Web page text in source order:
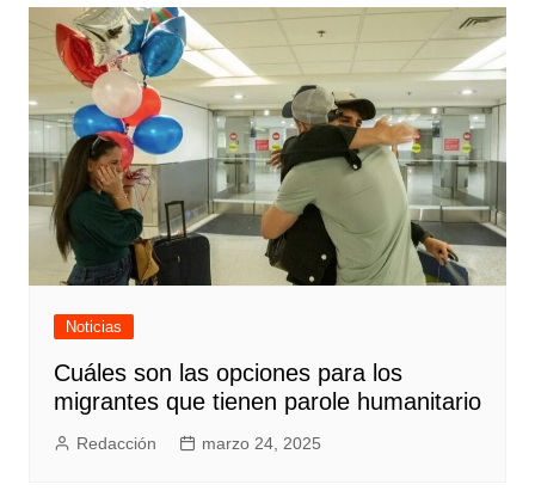
Noticias
Cuáles son las opciones para los
migrantes que tienen parole humanitario
Redacción marzo 24, 2025